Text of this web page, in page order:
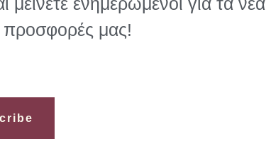
προσφορές μας!